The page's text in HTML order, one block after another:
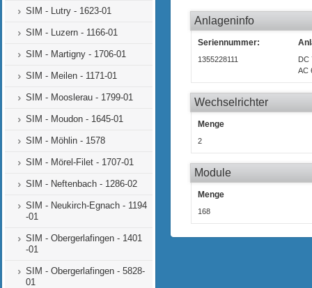
SIM - Lutry - 1623-01
SIM - Luzern - 1166-01
SIM - Martigny - 1706-01
SIM - Meilen - 1171-01
SIM - Mooslerau - 1799-01
SIM - Moudon - 1645-01
SIM - Möhlin - 1578
SIM - Mörel-Filet - 1707-01
SIM - Neftenbach - 1286-02
SIM - Neukirch-Egnach - 1194
-01
SIM - Obergerlafingen - 1401
-01
SIM - Obergerlafingen - 5828-
01
Anlageninfo
Seriennummer:
1355228111
DC
AC
Wechselrichter
Menge
2
Module
Menge
168